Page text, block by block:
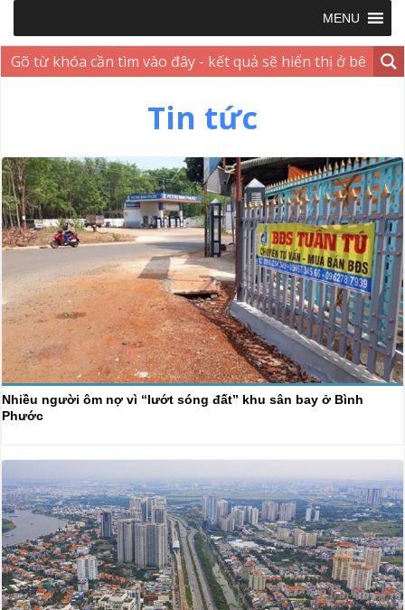
MENU
Tin tức
Nhiều người ôm nợ vì “lướt sóng đất” khu sân bay ở Bình
Phước